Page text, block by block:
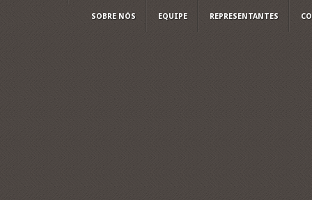
SOBRE NÓS EQUIPE REPRESENTANTES